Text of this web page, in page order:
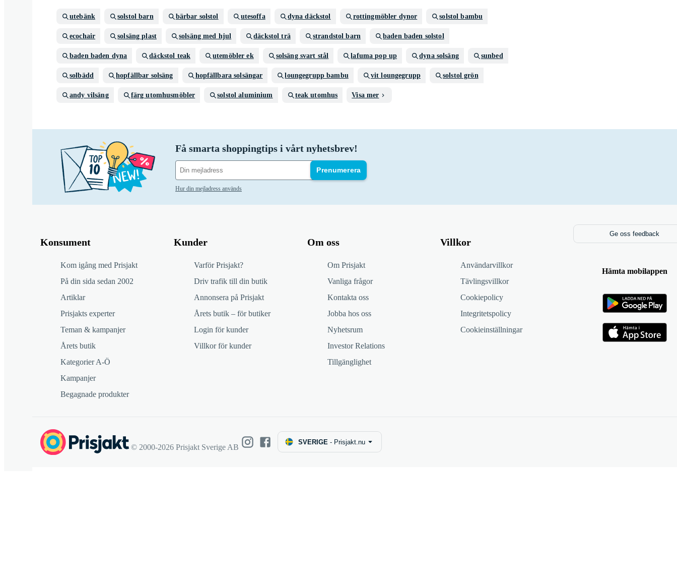
utebänk solstol barn bärbar solstol utesoffa dyna däckstol rottingmöbler dynor solstol bambu
ecochair solsäng plast solsäng med hjul däckstol trä strandstol barn baden baden solstol
baden baden dyna däckstol teak utemöbler ek solsäng svart stål lafuma pop up dyna solsäng sunbed
solbädd hopfällbar solsäng hopfällbara solsängar loungegrupp bambu vit loungegrupp solstol grön
andy vilsäng färg utomhusmöbler solstol aluminium teak utomhus Visa mer
Få smarta shoppingtips i vårt nyhetsbrev!
Prenumerera
Hur din mejladress används
Konsument
Kom igång med Prisjakt
På din sida sedan 2002
Artiklar
Prisjakts experter
Teman & kampanjer
Årets butik
Kategorier A-Ö
Kampanjer
Begagnade produkter
Kunder
Varför Prisjakt?
Driv trafik till din butik
Annonsera på Prisjakt
Årets butik – för butiker
Login för kunder
Villkor för kunder
Om oss
Om Prisjakt
Vanliga frågor
Kontakta oss
Jobba hos oss
Nyhetsrum
Investor Relations
Tillgänglighet
Villkor
Användarvillkor
Tävlingsvillkor
Cookiepolicy
Integritetspolicy
Cookieinställningar
Ge oss feedback
Hämta mobilappen
© 2000-2026 Prisjakt Sverige AB
SVERIGE - Prisjakt.nu